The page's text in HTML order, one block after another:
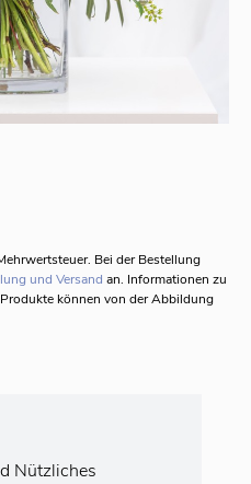
Bei der Bestellung
und Versand an. Informationen zu
Produkte können von der Abbildung
Nützliches